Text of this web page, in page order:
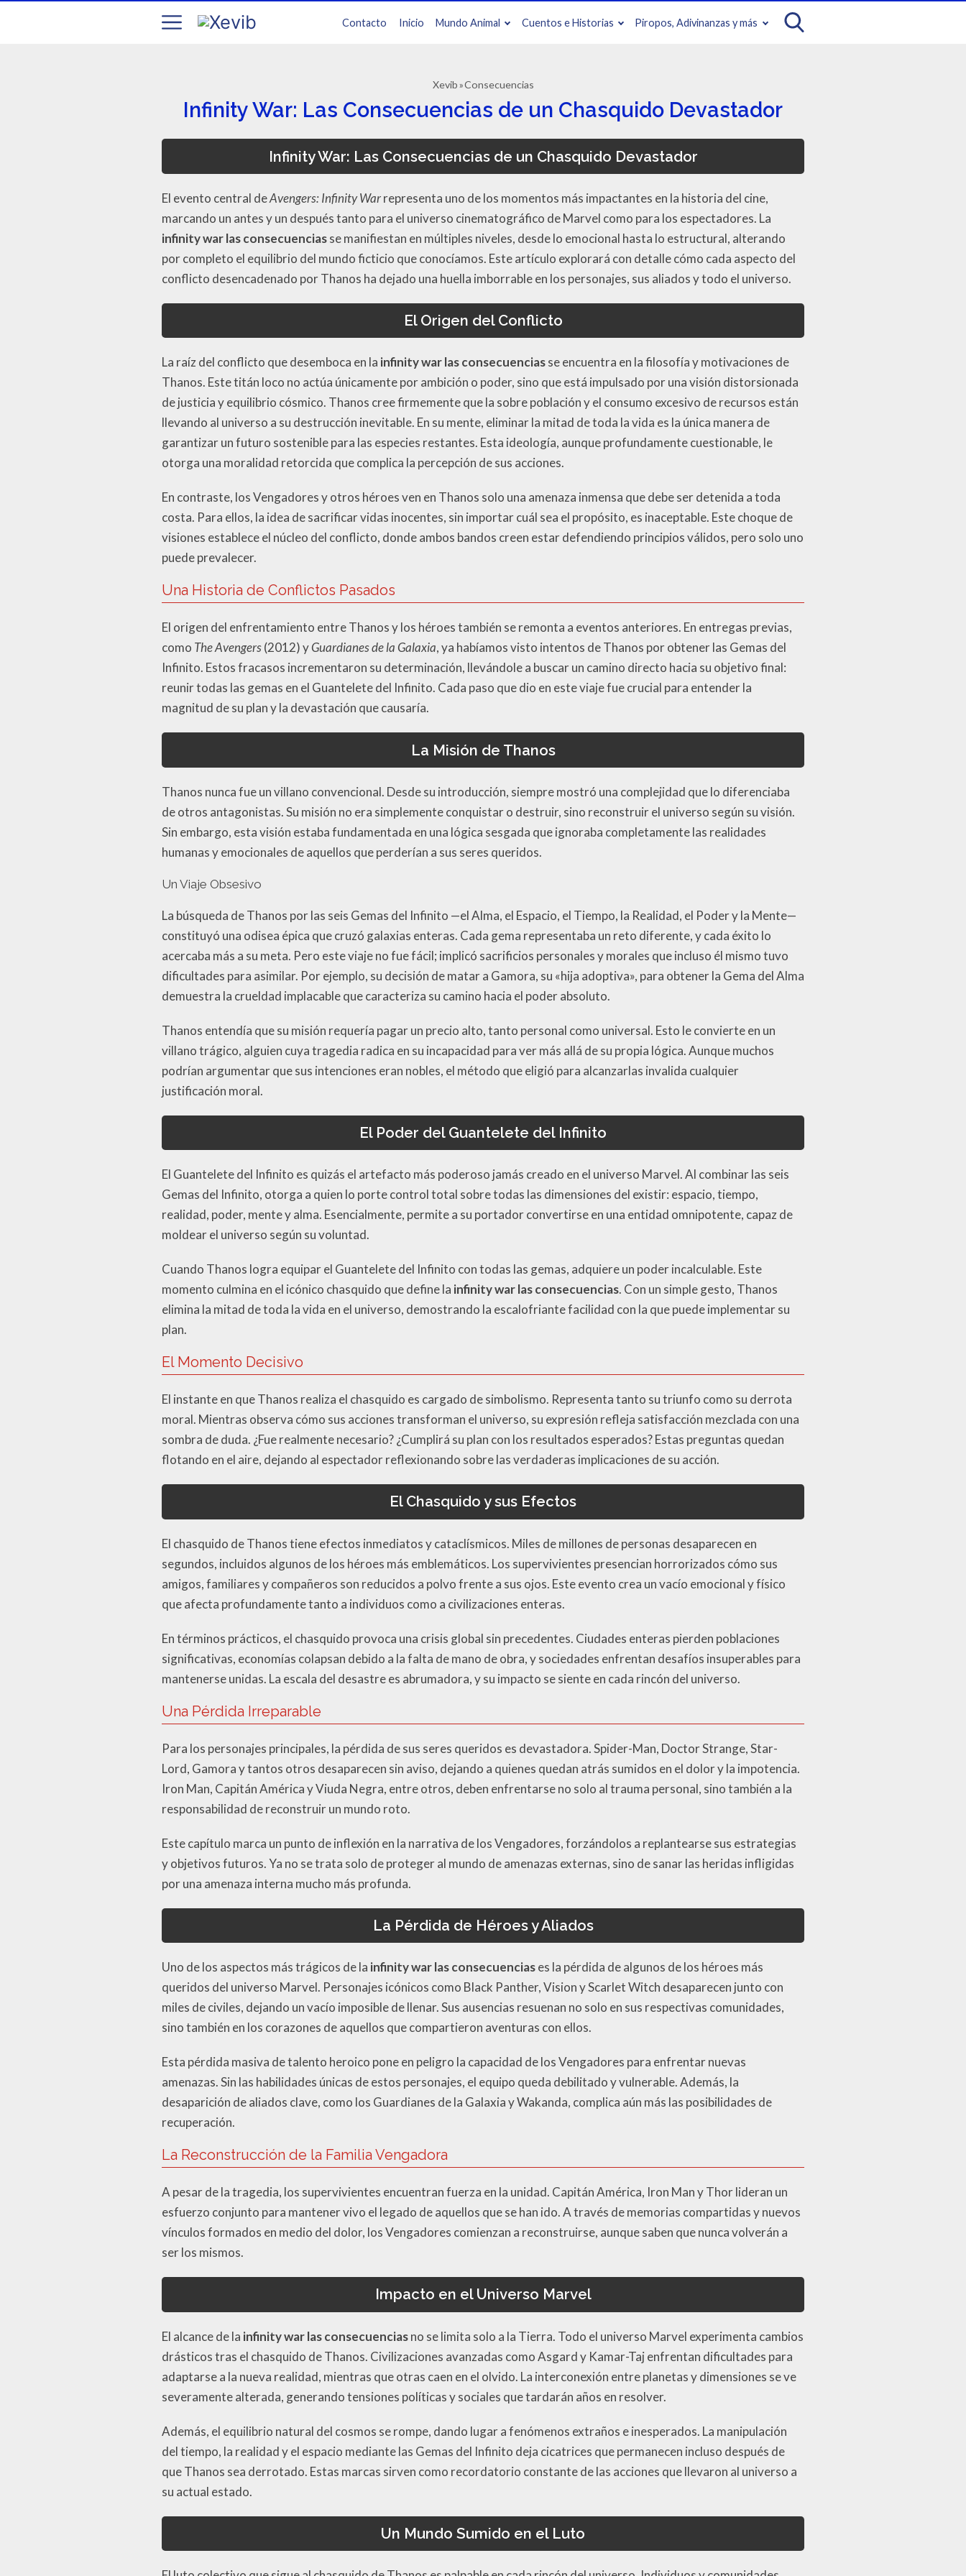
Contacto Inicio Mundo Animal Cuentos e Historias Piropos, Adivinanzas y más
Xevib Consecuencias
Infinity War: Las Consecuencias de un Chasquido Devastador
Infinity War: Las Consecuencias de un Chasquido Devastador
El evento central deAvengers: Infinity Warrepresenta uno de los momentos más impactantes en la historia del cine,
marcando un antes y un después tanto para el universo cinematográfico de Marvel como para los espectadores. La
infinity war las consecuenciasse manifiestan en múltiples niveles, desde lo emocional hasta lo estructural, alterando
por completo el equilibrio del mundo ficticio que conocíamos. Este artículo explorará con detalle cómo cada aspecto del
conflicto desencadenado por Thanos ha dejado una huella imborrable en los personajes, sus aliados y todo el universo.
El Origen del Conflicto
La raíz del conflicto que desemboca en la infinity war las consecuenciasse encuentra en la filosofía y motivaciones de
Thanos. Este titán loco no actúa únicamente por ambición o poder, sino que está impulsado por una visión distorsionada
de justicia y equilibrio cósmico. Thanos cree firmemente que la sobre población y el consumo excesivo de recursos están
llevando al universo a su destrucción inevitable. En su mente, eliminar la mitad de toda la vida es la única manera de
garantizar un futuro sostenible para las especies restantes. Esta ideología, aunque profundamente cuestionable, le
otorga una moralidad retorcida que complica la percepción de sus acciones.
En contraste, los Vengadores y otros héroes ven en Thanos solo una amenaza inmensa que debe ser detenida a toda
costa. Para ellos, la idea de sacrificar vidas inocentes, sin importar cuál sea el propósito, es inaceptable. Este choque de
visiones establece el núcleo del conflicto, donde ambos bandos creen estar defendiendo principios válidos, pero solo uno
puede prevalecer.
Una Historia de Conflictos Pasados
El origen del enfrentamiento entre Thanos y los héroes también se remonta a eventos anteriores. En entregas previas,
como The Avengers(2012) yGuardianes de la Galaxia, ya habíamos visto intentos de Thanos por obtener las Gemas del
Infinito. Estos fracasos incrementaron su determinación, llevándole a buscar un camino directo hacia su objetivo final:
reunir todas las gemas en el Guantelete del Infinito. Cada paso que dio en este viaje fue crucial para entender la
magnitud de su plan y la devastación que causaría.
La Misión de Thanos
Thanos nunca fue un villano convencional. Desde su introducción, siempre mostró una complejidad que lo diferenciaba
de otros antagonistas. Su misión no era simplemente conquistar o destruir, sino reconstruir el universo según su visión.
Sin embargo, esta visión estaba fundamentada en una lógica sesgada que ignoraba completamente las realidades
humanas y emocionales de aquellos que perderían a sus seres queridos.
Un Viaje Obsesivo
La búsqueda de Thanos por las seis Gemas del Infinito —el Alma, el Espacio, el Tiempo, la Realidad, el Poder y la Mente—
constituyó una odisea épica que cruzó galaxias enteras. Cada gema representaba un reto diferente, y cada éxito lo
acercaba más a su meta. Pero este viaje no fue fácil; implicó sacrificios personales y morales que incluso él mismo tuvo
dificultades para asimilar. Por ejemplo, su decisión de matar a Gamora, su «hija adoptiva», para obtener la Gema del Alma
demuestra la crueldad implacable que caracteriza su camino hacia el poder absoluto.
Thanos entendía que su misión requería pagar un precio alto, tanto personal como universal. Esto le convierte en un
villano trágico, alguien cuya tragedia radica en su incapacidad para ver más allá de su propia lógica. Aunque muchos
podrían argumentar que sus intenciones eran nobles, el método que eligió para alcanzarlas invalida cualquier
justificación moral.
El Poder del Guantelete del Infinito
El Guantelete del Infinito es quizás el artefacto más poderoso jamás creado en el universo Marvel. Al combinar las seis
Gemas del Infinito, otorga a quien lo porte control total sobre todas las dimensiones del existir: espacio, tiempo,
realidad, poder, mente y alma. Esencialmente, permite a su portador convertirse en una entidad omnipotente, capaz de
moldear el universo según su voluntad.
Cuando Thanos logra equipar el Guantelete del Infinito con todas las gemas, adquiere un poder incalculable. Este
momento culmina en el icónico chasquido que define la infinity war las consecuencias. Con un simple gesto, Thanos
elimina la mitad de toda la vida en el universo, demostrando la escalofriante facilidad con la que puede implementar su
plan.
El Momento Decisivo
El instante en que Thanos realiza el chasquido es cargado de simbolismo. Representa tanto su triunfo como su derrota
moral. Mientras observa cómo sus acciones transforman el universo, su expresión refleja satisfacción mezclada con una
sombra de duda. ¿Fue realmente necesario? ¿Cumplirá su plan con los resultados esperados? Estas preguntas quedan
flotando en el aire, dejando al espectador reflexionando sobre las verdaderas implicaciones de su acción.
El Chasquido y sus Efectos
El chasquido de Thanos tiene efectos inmediatos y cataclísmicos. Miles de millones de personas desaparecen en
segundos, incluidos algunos de los héroes más emblemáticos. Los supervivientes presencian horrorizados cómo sus
amigos, familiares y compañeros son reducidos a polvo frente a sus ojos. Este evento crea un vacío emocional y físico
que afecta profundamente tanto a individuos como a civilizaciones enteras.
En términos prácticos, el chasquido provoca una crisis global sin precedentes. Ciudades enteras pierden poblaciones
significativas, economías colapsan debido a la falta de mano de obra, y sociedades enfrentan desafíos insuperables para
mantenerse unidas. La escala del desastre es abrumadora, y su impacto se siente en cada rincón del universo.
Una Pérdida Irreparable
Para los personajes principales, la pérdida de sus seres queridos es devastadora. Spider-Man, Doctor Strange, Star-
Lord, Gamora y tantos otros desaparecen sin aviso, dejando a quienes quedan atrás sumidos en el dolor y la impotencia.
Iron Man, Capitán América y Viuda Negra, entre otros, deben enfrentarse no solo al trauma personal, sino también a la
responsabilidad de reconstruir un mundo roto.
Este capítulo marca un punto de inflexión en la narrativa de los Vengadores, forzándolos a replantearse sus estrategias
y objetivos futuros. Ya no se trata solo de proteger al mundo de amenazas externas, sino de sanar las heridas infligidas
por una amenaza interna mucho más profunda.
La Pérdida de Héroes y Aliados
Uno de los aspectos más trágicos de la infinity war las consecuenciases la pérdida de algunos de los héroes más
queridos del universo Marvel. Personajes icónicos como Black Panther, Vision y Scarlet Witch desaparecen junto con
miles de civiles, dejando un vacío imposible de llenar. Sus ausencias resuenan no solo en sus respectivas comunidades,
sino también en los corazones de aquellos que compartieron aventuras con ellos.
Esta pérdida masiva de talento heroico pone en peligro la capacidad de los Vengadores para enfrentar nuevas
amenazas. Sin las habilidades únicas de estos personajes, el equipo queda debilitado y vulnerable. Además, la
desaparición de aliados clave, como los Guardianes de la Galaxia y Wakanda, complica aún más las posibilidades de
recuperación.
La Reconstrucción de la Familia Vengadora
A pesar de la tragedia, los supervivientes encuentran fuerza en la unidad. Capitán América, Iron Man y Thor lideran un
esfuerzo conjunto para mantener vivo el legado de aquellos que se han ido. A través de memorias compartidas y nuevos
vínculos formados en medio del dolor, los Vengadores comienzan a reconstruirse, aunque saben que nunca volverán a
ser los mismos.
Impacto en el Universo Marvel
El alcance de la infinity war las consecuenciasno se limita solo a la Tierra. Todo el universo Marvel experimenta cambios
drásticos tras el chasquido de Thanos. Civilizaciones avanzadas como Asgard y Kamar-Taj enfrentan dificultades para
adaptarse a la nueva realidad, mientras que otras caen en el olvido. La interconexión entre planetas y dimensiones se ve
severamente alterada, generando tensiones políticas y sociales que tardarán años en resolver.
Además, el equilibrio natural del cosmos se rompe, dando lugar a fenómenos extraños e inesperados. La manipulación
del tiempo, la realidad y el espacio mediante las Gemas del Infinito deja cicatrices que permanecen incluso después de
que Thanos sea derrotado. Estas marcas sirven como recordatorio constante de las acciones que llevaron al universo a
su actual estado.
Un Mundo Sumido en el Luto